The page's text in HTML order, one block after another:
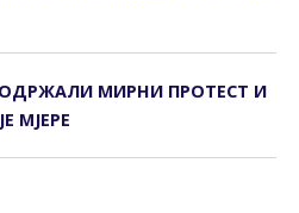
МИРНИ ПРОТЕСТ И
МЈЕРЕ